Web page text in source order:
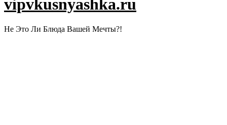
vipvkusnyashka.ru
Не Это Ли Блюда Вашей Мечты?!